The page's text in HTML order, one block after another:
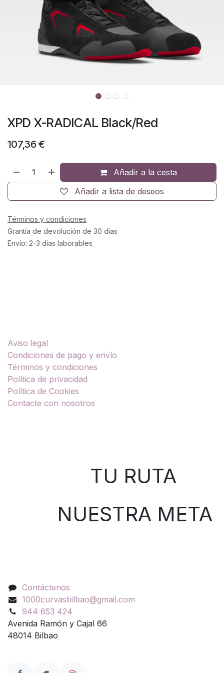
XPD X-RADICAL Black/Red
107,36 €
Añadir a la cesta
Añadir a lista de deseos
Términos y condiciones
Grantía de devolución de 30 días
Envío: 2-3 días laborables
Aviso legal
Condiciones de pago y envío
Términos y condiciones
Política de privacidad
Política de Cookies
Contacte con nosotros
TU RUTA
NUESTRA META
Contáctenos
1000curvasbilbao@gmail.com
944 653 424
Avenida Ramón y Cajal 66
48014 Bilbao